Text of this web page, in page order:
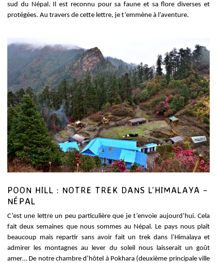
sud du Népal. Il est reconnu pour sa faune et sa flore diverses et
protégées. Au travers de cette lettre, je t’emmène à l’aventure.
POON HILL : NOTRE TREK DANS L’HIMALAYA –
NÉPAL
C’est une lettre un peu particulière que je t’envoie aujourd’hui. Cela
fait deux semaines que nous sommes au Népal. Le pays nous plaît
beaucoup mais repartir sans avoir fait un trek dans l’Himalaya et
admirer les montagnes au lever du soleil nous laisserait un goût
amer… De notre chambre d’hôtel à Pokhara (deuxième principale ville